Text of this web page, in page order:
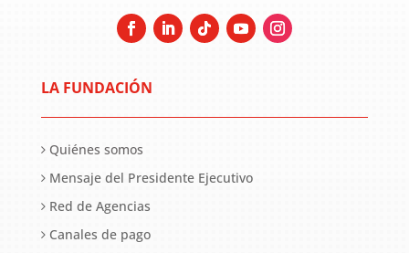
LA FUNDACIÓN
Quiénes somos
Mensaje del Presidente Ejecutivo
Red de Agencias
Canales de pago